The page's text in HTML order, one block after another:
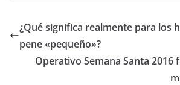
¿Qué significa realmente para los
pene «pequeño»?
Operativo Semana Santa 2016